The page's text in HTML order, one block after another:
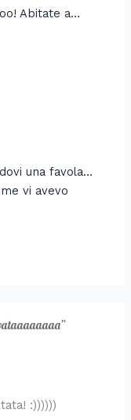
Abitate a…
una favola…
vi avevo
:))))))